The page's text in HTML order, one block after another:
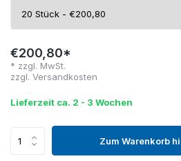
€200,80*
* zzgl. MwSt.
zzgl. Versandkosten
Lieferzeit ca. 2 - 3 Wochen
Zum Warenkorb